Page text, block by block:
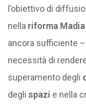
l’obiettivo di
nella riforma Madia
ancora sufficiente –
necessità di
superamento degli
degli spazi e nella